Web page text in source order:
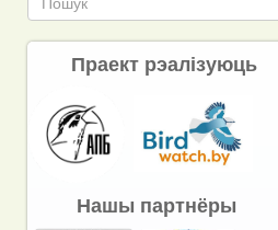
Праект рэалізуюць
Нашы партнёры